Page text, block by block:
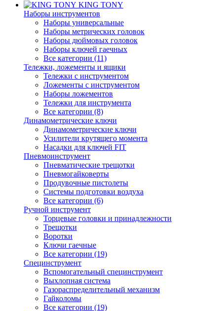
KING TONY
Наборы инструментов
Наборы универсальные
Наборы метрических головок
Наборы дюймовых головок
Наборы ключей гаечных
Все категории (11)
Тележки, ложементы и ящики
Тележки с инструментом
Ложементы с инструментом
Наборы ложементов
Тележки для инструмента
Все категории (8)
Динамометрические ключи
Динамометрические ключи
Усилители крутящего момента
Насадки для ключей FIT
Пневмоинструмент
Пневматические трещотки
Пневмогайковерты
Продувочные пистолеты
Системы подготовки воздуха
Все категории (6)
Ручной инструмент
Торцевые головки и принадлежности
Трещотки
Воротки
Ключи гаечные
Все категории (19)
Специнструмент
Вспомогательный специнструмент
Выхлопная система
Газораспределительный механизм
Гайколомы
Все категории (19)